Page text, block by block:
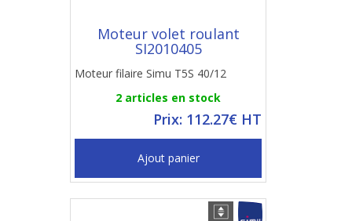
Moteur volet roulant
SI2010405
Moteur filaire Simu T5S 40/12
2 articles en stock
Prix: 112.27€ HT
Ajout panier